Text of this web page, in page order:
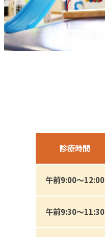
診療時間
午前9:00〜12:00
午前9:30〜11:30